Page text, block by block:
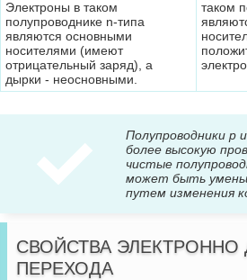
Электроны в таком
полупроводнике n-типа
являются основными
носителями (имеют
отрицательный заряд), а
дырки - неосновными.
таком
Полупроводники p
более высокую
чистые
может быть
путем изменения
СВОЙСТВА
ПЕРЕХОДА